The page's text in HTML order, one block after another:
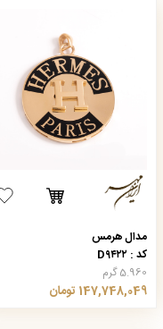
مدال هرمس
کد : D۹۴۲۲
5.960 گرم
147,748,049 تومان